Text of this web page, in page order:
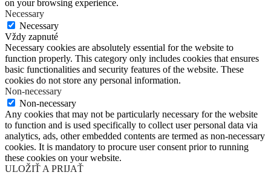
on your browsing experience.
Necessary
Necessary
Vždy zapnuté
Necessary cookies are absolutely essential for the website to
function properly. This category only includes cookies that ensures
basic functionalities and security features of the website. These
cookies do not store any personal information.
Non-necessary
Non-necessary
Any cookies that may not be particularly necessary for the website
to function and is used specifically to collect user personal data via
analytics, ads, other embedded contents are termed as non-necessary
cookies. It is mandatory to procure user consent prior to running
these cookies on your website.
ULOŽIŤ A PRIJAŤ